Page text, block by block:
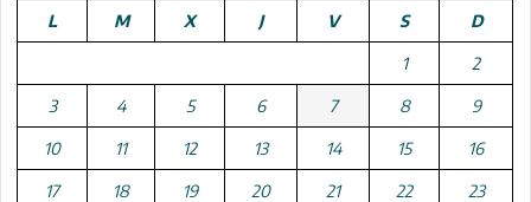
L
M X J V S D
1 2
3 4 5 6 7 8 9
10 11 12 13 14 15 16
17 18 19 20 21 22 23